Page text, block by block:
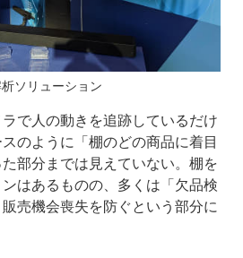
ソリューション
で人の動きを追跡しているだけ
のように「棚のどの商品に着目
部分までは見えていない。棚を
はあるものの、多くは「欠品検
売機会喪失を防ぐという部分に